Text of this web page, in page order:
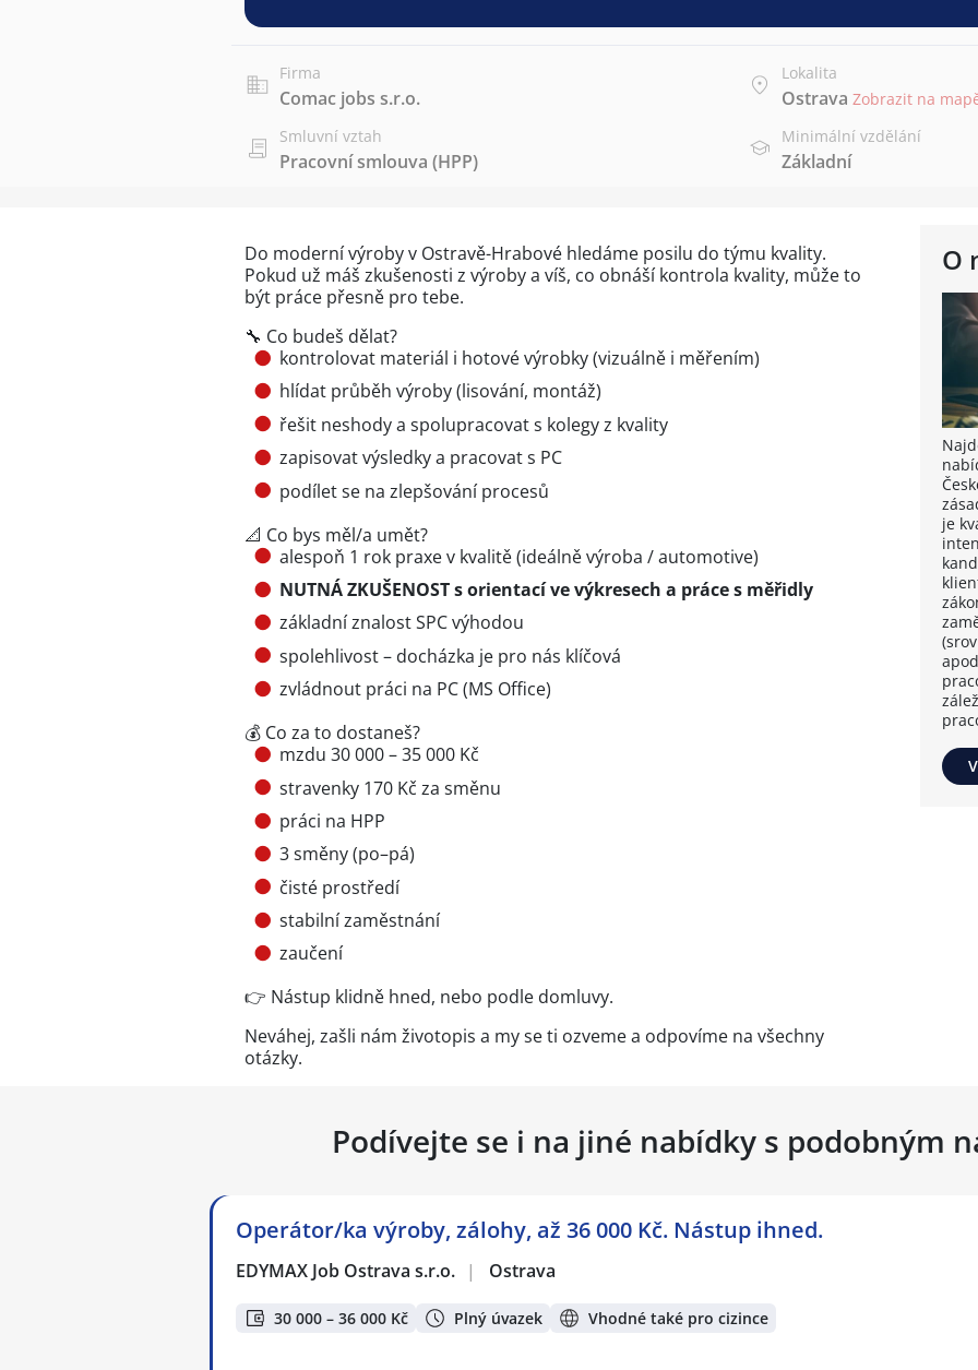
Firma
Comac jobs s.r.o.
Lokalita
Ostrava Zobrazit na
Smluvní vztah
Pracovní smlouva (HPP)
Minimální vzdělání
Základní
O
je
Do moderní výroby v Ostravě-Hrabové hledáme posilu do týmu kvality.
Pokud už máš zkušenosti z výroby a víš, co obnáší kontrola kvality, může to
být práce přesně pro tebe.
🔧 Co budeš dělat?
kontrolovat materiál i hotové výrobky (vizuálně i měřením)
hlídat průběh výroby (lisování, montáž)
řešit neshody a spolupracovat s kolegy z kvality
zapisovat výsledky a pracovat s PC
podílet se na zlepšování procesů
📐 Co bys měl/a umět?
alespoň 1 rok praxe v kvalitě (ideálně výroba / automotive)
NUTNÁ ZKUŠENOST s orientací ve výkresech a práce s měřidly
základní znalost SPC výhodou
spolehlivost – docházka je pro nás klíčová
zvládnout práci na PC (MS Office)
💰 Co za to dostaneš?
mzdu 30 000 – 35 000 Kč
stravenky 170 Kč za směnu
práci na HPP
3 směny (po–pá)
čisté prostředí
stabilní zaměstnání
zaučení
👉 Nástup klidně hned, nebo podle domluvy.
Neváhej, zašli nám životopis a my se ti ozveme a odpovíme na všechny
otázky.
Podívejte se i na jiné nabídky s podobným
Operátor/ka výroby, zálohy, až 36 000 Kč. Nástup ihned.
EDYMAX Job Ostrava s.r.o. | Ostrava
30 000 – 36 000 Kč Plný úvazek Vhodné také pro cizince